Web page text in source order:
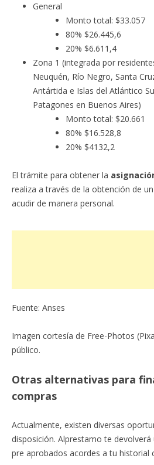
General
Monto total: $33.057
80% $26.445,6
20% $6.611,4
Zona 1 (integrada por
Neuquén, Río Negro, Santa
Antártida e Islas del Atlántico
Patagones en Buenos Aires)
Monto total: $20.661
80% $16.528,8
20% $4132,2
El trámite para obtener la
realiza a través de la obtención de
acudir de manera personal.
Fuente: Anses
Imagen cortesía de Free-Photos
público.
Otras alternativas para
compras
Actualmente, existen diversas
disposición. Alprestamo te
pre aprobados acordes a tu historial